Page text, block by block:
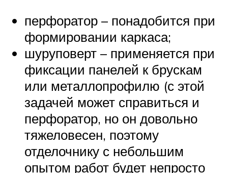
перфоратор – понадобится при
формировании каркаса;
шуруповерт – применяется при
фиксации панелей к брускам
или металлопрофилю (с этой
задачей может справиться и
перфоратор, но он довольно
тяжеловесен, поэтому
отделочнику с небольшим
опытом работ будет непросто